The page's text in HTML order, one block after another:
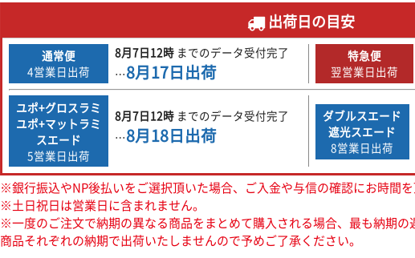
出荷日の目安
通常便
4営業日出荷
8月7日12時までのデータ受付完了
…8月17日出荷
特急便
翌営業日出荷
ユポ+グロスラミ
ユポ+マットラミ
スエード
5営業日出荷
8月7日12時までのデータ受付完了
…8月18日出荷
ダブルスエード
遮光スエード
8営業日出荷
※銀行振込やNP後払いをご選択頂いた場合、ご入金や与信の確認にお時間を
※土日祝日は営業日に含まれません。
※一度のご注文で納期の異なる商品をまとめて購入される場合、最も納期の
商品それぞれの納期で出荷いたしませんので予めご了承ください。